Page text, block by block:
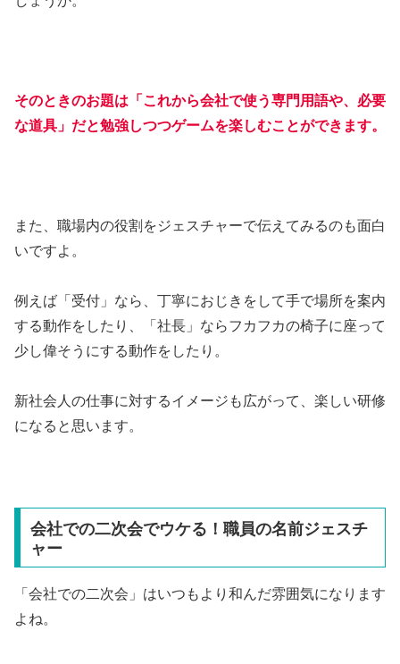
そのときのお題は「これから会社で使う専門用語や、必要
な道具」だと勉強しつつゲームを楽しむことができます。
また、職場内の役割をジェスチャーで伝えてみるのも面白
いですよ。
例えば「受付」なら、丁寧におじきをして手で場所を案内
する動作をしたり、「社長」ならフカフカの椅子に座って
少し偉そうにする動作をしたり。
新社会人の仕事に対するイメージも広がって、楽しい研修
になると思います。
会社での二次会でウケる！職員の名前ジェスチ
ャー
「会社での二次会」はいつもより和んだ雰囲気になります
よね。